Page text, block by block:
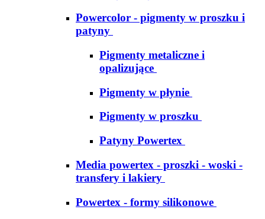
Powercolor - pigmenty w proszku i
patyny
Pigmenty metaliczne i
opalizujące
Pigmenty w płynie
Pigmenty w proszku
Patyny Powertex
Media powertex - proszki - woski -
transfery i lakiery
Powertex - formy silikonowe